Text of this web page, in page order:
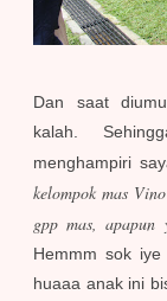
Dan saat
kalah.
menghampiri
kelompok mas
gpp mas, apapun
Hemmm sok
huaaa anak ini